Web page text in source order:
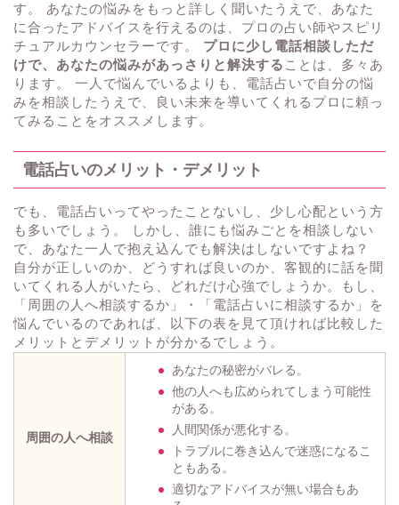
す。 あなたの悩みをもっと詳しく聞いたうえで、あなた
に合ったアドバイスを行えるのは、プロの占い師やスピリ
チュアルカウンセラーです。 プロに少し電話相談しただ
けで、あなたの悩みがあっさりと解決する ことは、多々あ
ります。 一人で悩んでいるよりも、電話占いで自分の悩
みを相談したうえで、良い未来を導いてくれるプロに頼っ
てみることをオススメします。
電話占いのメリット・デメリット
でも、電話占いってやったことないし、少し心配という方
も多いでしょう。 しかし、誰にも悩みごとを相談しない
で、あなた一人で抱え込んでも解決はしないですよね？
自分が正しいのか、どうすれば良いのか、客観的に話を聞
いてくれる人がいたら、どれだけ心強でしょうか。もし、
「周囲の人へ相談するか」・「電話占いに相談するか」を
悩んでいるのであれば、以下の表を見て頂ければ比較した
メリットとデメリットが分かるでしょう。
周囲の人へ相談
あなたの秘密がバレる。
他の人へも広められてしまう可能性
がある。
人間関係が悪化する。
トラブルに巻き込んで迷惑になるこ
ともある。
適切なアドバイスが無い場合もあ